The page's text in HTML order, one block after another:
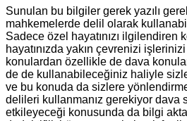
Sunulan bu bilgiler gerek yazılı
mahkemelerde delil olarak
Sadece özel hayatınızı ilgilendiren
hayatınızda yakın çevrenizi
konulardan özellikle de dava
de de kullanabileceğiniz haliyle
ve bu konuda da sizlere
delileri kullanmanız gerekiyor dava
etkileyeceği konusunda da bilgi